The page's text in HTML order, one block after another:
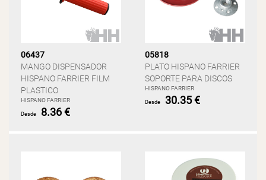
06437
MANGO DISPENSADOR
HISPANO FARRIER FILM
PLASTICO
HISPANO FARRIER
Desde 8.36 €
05818
PLATO HISPANO FARRIER
SOPORTE PARA DISCOS
HISPANO FARRIER
Desde 30.35 €